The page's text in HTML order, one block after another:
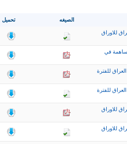
تحميل الصيغه
للاوراق
في
للفترة
للفترة
للاوراق
للاوراق